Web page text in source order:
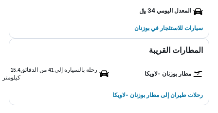
المعدل اليومي 34 ﷼
سيارات للاستئجار في بوزنان
المطارات القريبة
مطار بوزنان -لاويكا
رحلة بالسيارة إلى 41 من الدقائق
15.4
كيلومتر
رحلات طيران إلى مطار بوزنان -لاويكا